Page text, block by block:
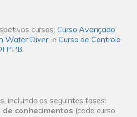
cursos: Curso Avançado
Water Divere Curso de Controlo
PPB.
incluindo as seguintes fases:
conhecimentos (cada curso